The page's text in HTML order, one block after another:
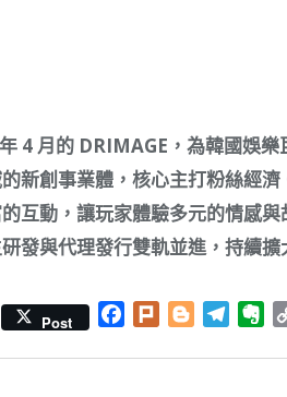
年 4月的 DRIMAGE ， 為韓國娛樂
新創事業體，核心主打粉絲經濟
互動，讓玩家體驗多元的情感
研發與代理發行雙軌並進，持續
Post Facebook
Plurk Blogger